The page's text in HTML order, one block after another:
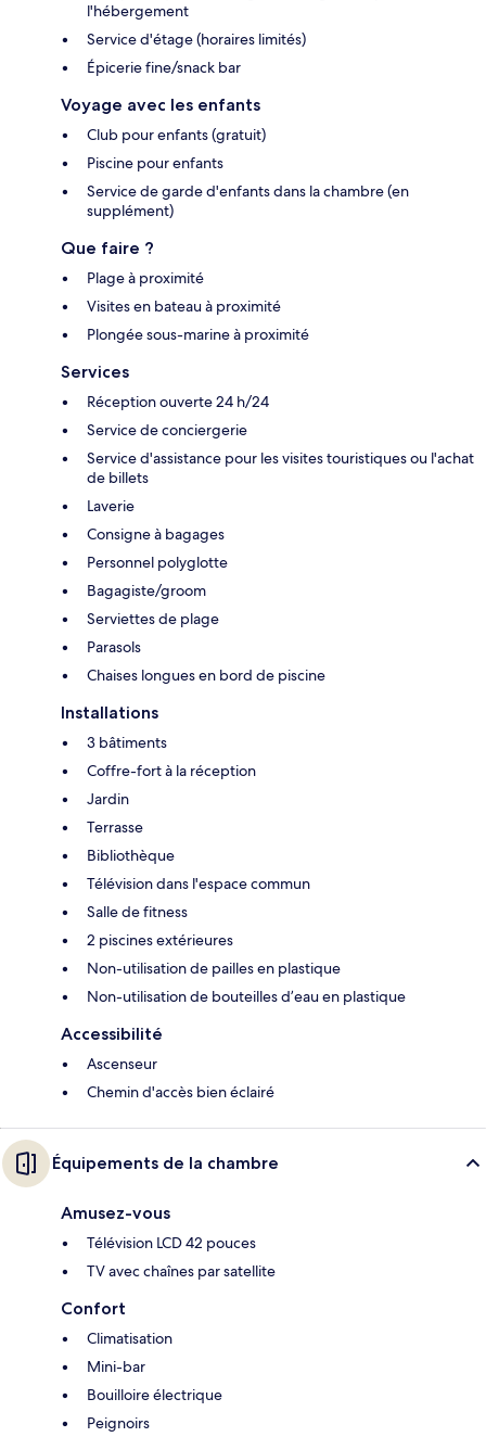
l'hébergement
Service d'étage (horaires limités)
Épicerie fine/snack bar
Voyage avec les enfants
Club pour enfants (gratuit)
Piscine pour enfants
Service de garde d'enfants dans la chambre (en
supplément)
Que faire ?
Plage à proximité
Visites en bateau à proximité
Plongée sous-marine à proximité
Services
Réception ouverte 24 h/24
Service de conciergerie
Service d'assistance pour les visites touristiques ou l'achat
de billets
Laverie
Consigne à bagages
Personnel polyglotte
Bagagiste/groom
Serviettes de plage
Parasols
Chaises longues en bord de piscine
Installations
3 bâtiments
Coffre-fort à la réception
Jardin
Terrasse
Bibliothèque
Télévision dans l'espace commun
Salle de fitness
2 piscines extérieures
Non-utilisation de pailles en plastique
Non-utilisation de bouteilles d’eau en plastique
Accessibilité
Ascenseur
Chemin d'accès bien éclairé
Équipements de la chambre
Amusez-vous
Télévision LCD 42 pouces
TV avec chaînes par satellite
Confort
Climatisation
Mini-bar
Bouilloire électrique
Peignoirs